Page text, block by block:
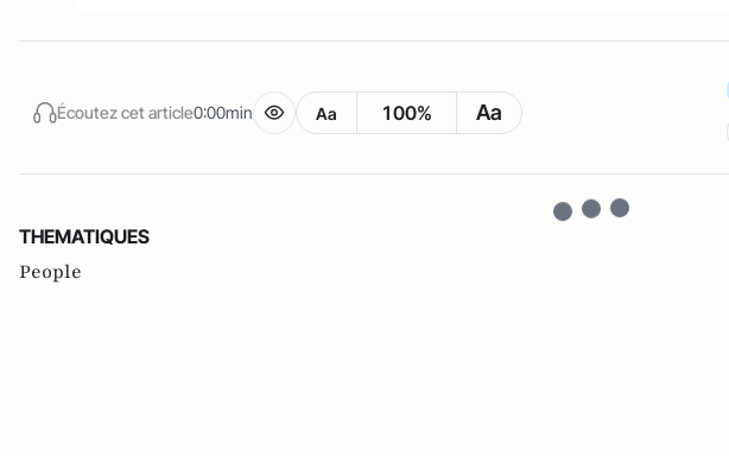
Écoutez cet article0:00min Aa 100% Aa
THEMATIQUES
People